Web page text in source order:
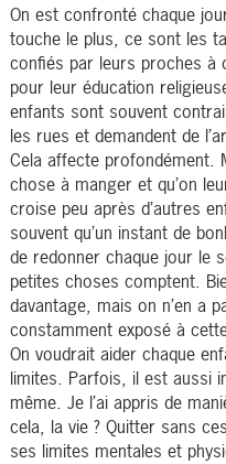
On est confronté chaque
touche le plus, ce sont les
confiés par leurs proches à
pour leur éducation
enfants sont souvent
les rues et demandent de
Cela affecte profondément.
chose à manger et qu’on
croise peu après d’autres
souvent qu’un instant de
de redonner chaque jour le
petites choses comptent.
davantage, mais on n’en a
constamment exposé à
On voudrait aider chaque
limites. Parfois, il est aussi
même. Je l’ai appris de
cela, la vie ? Quitter sans
ses limites mentales et